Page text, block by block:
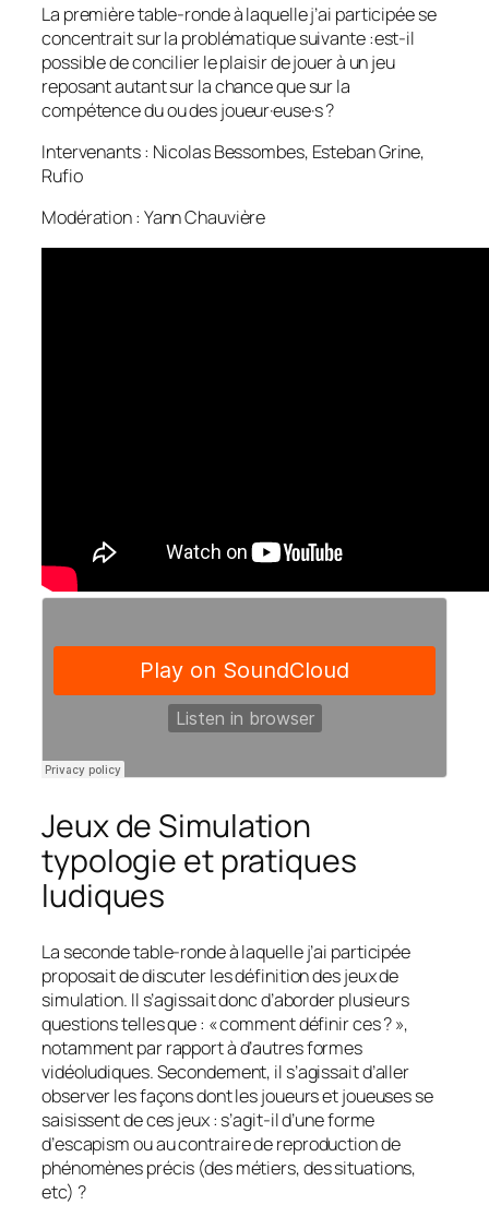
La première table-ronde à laquelle j’ai participée se
concentrait sur la problématique suivante :est-il
possible de concilier le plaisir de jouer à un jeu
reposant autant sur la chance que sur la
compétence du ou des joueur·euse·s ?
Intervenants : Nicolas Bessombes, Esteban Grine,
Rufio
Modération : Yann Chauvière
Jeux de Simulation
typologie et pratiques
ludiques
La seconde table-ronde à laquelle j’ai participée
proposait de discuter les définition des jeux de
simulation. Il s’agissait donc d’aborder plusieurs
questions telles que : « comment définir ces ? »,
notamment par rapport à d’autres formes
vidéoludiques. Secondement, il s’agissait d’aller
observer les façons dont les joueurs et joueuses se
saisissent de ces jeux : s’agit-il d’une forme
d’escapismou au contraire de reproduction de
phénomènes précis (des métiers, des situations,
etc) ?